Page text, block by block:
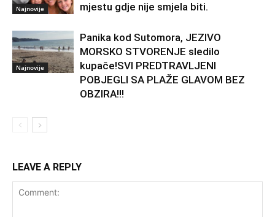
Najnovije
mjestu gdje nije smjela biti.
Najnovije
Panika kod Sutomora, JEZIVO
MORSKO STVORENJE sledilo
kupače!SVI PREDTRAVLJENI
POBJEGLI SA PLAŽE GLAVOM BEZ
OBZIRA!!!
LEAVE A REPLY